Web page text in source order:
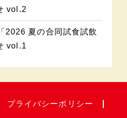
vol.2
2026 夏の合同試食試飲
vol.1
プライバシーポリシー